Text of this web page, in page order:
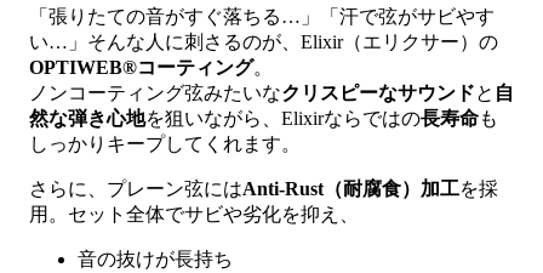
「張りたての音がすぐ落ちる…」「汗で弦がサビやす
い…」そんな人に刺さるのが、Elixir（エリクサー）の
OPTIWEB®コーティング。
ノンコーティング弦みたいなクリスピーなサウンドと 自
然な弾き心地を狙いながら、Elixirならではの長寿命も
しっかりキープしてくれます。
さらに、プレーン弦にはAnti-Rust（耐腐食）加工を採
用。セット全体でサビや劣化を抑え、
音の抜けが長持ち